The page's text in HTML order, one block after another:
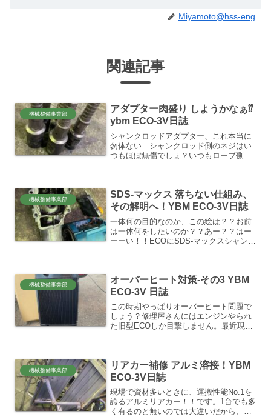
Miyamoto@hss-eng
関連記事
機械整備事業部
アダプター肉盛り しようかなぁ⁇
ybm ECO-3V日誌
シャンクロッドアダプター、これ本当に
勿体ない…シャンクロッド側のネジはい
つもほぼ無傷でしょ？いつもロープ側が
素材と焼き入れの妙‼️因...
機械整備事業部
SDS-マックス 落ちない仕組み、
その解明へ！YBM ECO-3V日誌
一体何の目的なのか、この絵は？？お前
は一体何をしたいのか？？あー？？はー
ーーい！！ECOにSDS-マックスシャンク
ろ破損なく上手く活...
機械整備事業部
オーバーヒート対策-その3 YBM
ECO-3V 日誌
この時期やっぱりオーバーヒート問題で
しょう？修理屋さんにはエンジンやられ
た旧型ECOしか目撃しません。最近現場
ボオペは大概無...
機械整備事業部
リアカー補修 アルミ溶接！YBM
ECO-3V日誌
現場で資材多いときに、運搬性能No.1を
誇るアルミリアカー！！です。1台でも多
く有るのと無いのでは大違いだから、割